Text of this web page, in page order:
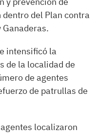
del Plan contra
intensificó la
de la localidad de
de agentes
de patrullas de
localizaron